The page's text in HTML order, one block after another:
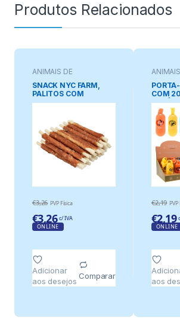
Produtos Relacionados
ANIMAIS DE
ESTIMAÇÃO
SNACK NYC FARM,
PALITOS COM
FRANGO DE 12,5 cm
€3,26 PVP Física
€3,26 c/ IVA
ONLINE
Adicionar
aos desejos
Comparar
COM
€2,19
€2,19
ONLINE
aos